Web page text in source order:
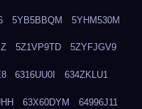
5YB5BBQM 5YHM530M
5Z1VP9TD 5ZYFJGV9
6316UU0I 634ZKLU1
63X60DYM 64996J11